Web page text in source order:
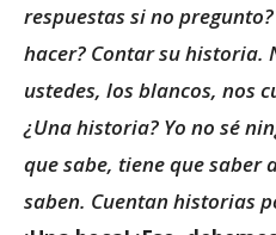
respuestas si no
hacer? Contar su historia.
ustedes, los blancos, nos
¿Una historia? Yo no sé
que sabe, tiene que saber
saben. Cuentan historias